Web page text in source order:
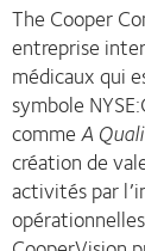
The Cooper
entreprise
médicaux qui
symbole
commeA
création de
activités par